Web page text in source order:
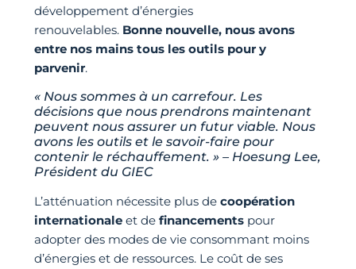
développement d’énergies
renouvelables. Bonne nouvelle, nous avons
entre nos mains tous les outils pour y
parvenir.
« Nous sommes à un carrefour. Les
décisions que nous prendrons maintenant
peuvent nous assurer un futur viable. Nous
avons les outils et le savoir-faire pour
contenir le réchauffement. » – Hoesung Lee,
Président du GIEC
L’atténuation nécessite plus de coopération
internationale et de financements pour
adopter des modes de vie consommant moins
d’énergies et de ressources. Le coût de ses